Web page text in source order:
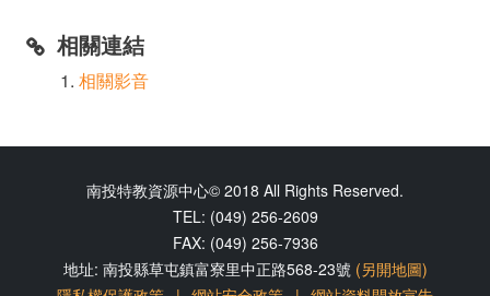
相關連結
相關影音
南投特教資源中心© 2018 All Rights Reserved.
TEL: (049) 256-2609
FAX: (049) 256-7936
地址: 南投縣草屯鎮富寮里中正路568-23號 (另開地圖)